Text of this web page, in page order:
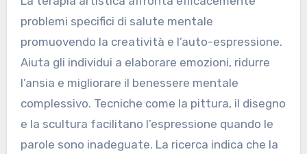
problemi specifici di salute mentale
promuovendo la creatività e l’auto-espressione.
Aiuta gli individui a elaborare emozioni, ridurre
l’ansia e migliorare il benessere mentale
complessivo. Tecniche come la pittura, il disegno
e la scultura facilitano l’espressione quando le
parole sono inadeguate. La ricerca indica che la